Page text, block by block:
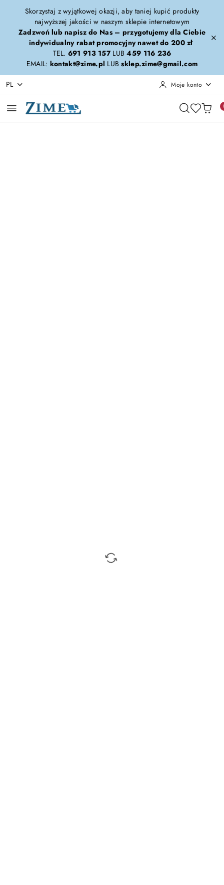
Przejdź do treści głównej
Przejdź do wyszukiwarki
Przejdź do moje konto
Przejdź do menu głównego
Przejdź do opisu produktu
Przejdź do stopki
Skorzystaj z wyjątkowej okazji, aby taniej kupić produkty
najwyższej jakości w naszym sklepie internetowym
Zadzwoń lub napisz do Nas – przygotujemy dla Ciebie
indywidualny rabat promocyjny nawet do 200 zł
TEL. 691 913 157LUB459 116 236
EMAIL: kontakt@zime.pl LUBsklep.zime@gmail.com
PL Moje konto